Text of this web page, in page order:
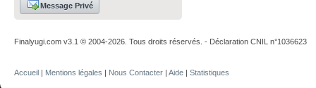
Message Privé
Finalyugi.com v3.1 © 2004-2026. Tous droits réservés. - Déclaration CNIL n°1036623
Accueil | Mentions légales | Nous Contacter | Aide | Statistiques